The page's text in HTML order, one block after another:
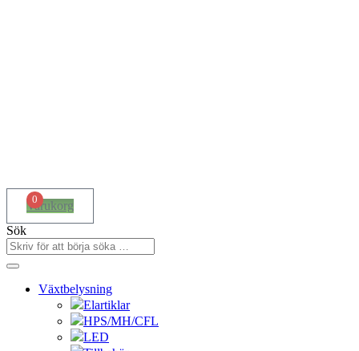
0
Varukorg
Sök
Växtbelysning
Elartiklar
HPS/MH/CFL
LED